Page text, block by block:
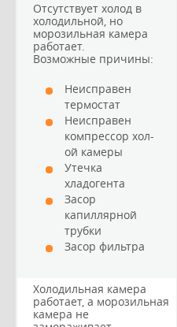
Отсутствует холод в
холодильной, но
морозильная камера
работает.
Возможные причины:
Неисправен
термостат
Неисправен
компрессор хол-
ой камеры
Утечка
хладогента
Засор
капиллярной
трубки
Засор фильтра
Холодильная камера
работает, а морозильная
камера не